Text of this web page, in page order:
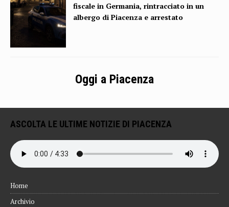
fiscale in Germania, rintracciato in un
albergo di Piacenza e arrestato
Oggi a Piacenza
ASCOLTA LE ULTIME NOTIZIE DI PIACENZA
Home
Archivio